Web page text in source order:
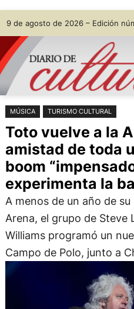
Saltar
al
contenido
Skip
to
content
9 de agosto de 2026 – Edición
MÚSICA TURISMO CULTURAL
Toto vuelve a la
amistad de toda
boom
experimenta la
A menos de un año de
Arena, el grupo de Steve
Williams programó un
Campo de Polo, junto a